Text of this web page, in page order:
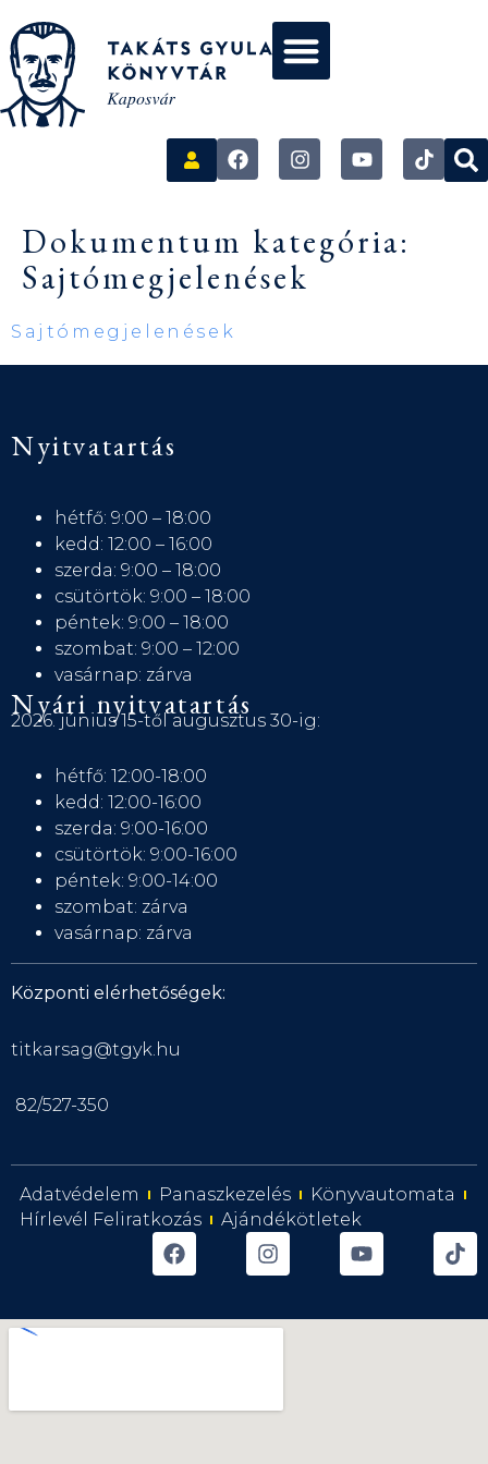
Dokumentum kategória:
Sajtómegjelenések
Sajtómegjelenések
Nyitvatartás
hétfő: 9:00 – 18:00
kedd: 12:00 – 16:00
szerda: 9:00 – 18:00
csütörtök: 9:00 – 18:00
péntek: 9:00 – 18:00
szombat: 9:00 – 12:00
vasárnap: zárva
Nyári nyitvatartás
2026. június 15-től augusztus 30-ig:
hétfő: 12:00-18:00
kedd: 12:00-16:00
szerda: 9:00-16:00
csütörtök: 9:00-16:00
péntek: 9:00-14:00
szombat: zárva
vasárnap: zárva
Központi elérhetőségek:
titkarsag@tgyk.hu
82/527-350
Adatvédelem Panaszkezelés
Könyvautomata
Hírlevél Feliratkozás
Ajándékötletek